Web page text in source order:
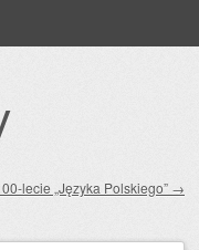
lecie „Języka Polskiego” →